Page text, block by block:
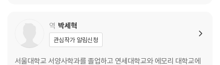
저자 연보
역 박세혁
관심작가 알림신청
서울대학교 서양사학과를 졸업하고 연세대학교와 에모리 대학교에